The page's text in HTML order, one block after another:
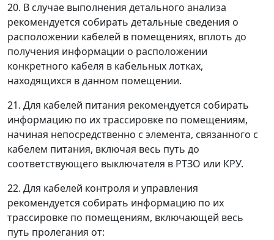
20. В случае выполнения детального анализа
рекомендуется собирать детальные сведения о
расположении кабелей в помещениях, вплоть до
получения информации о расположении
конкретного кабеля в кабельных лотках,
находящихся в данном помещении.
21. Для кабелей питания рекомендуется собирать
информацию по их трассировке по помещениям,
начиная непосредственно с элемента, связанного с
кабелем питания, включая весь путь до
соответствующего выключателя в РТЗО или КРУ.
22. Для кабелей контроля и управления
рекомендуется собирать информацию по их
трассировке по помещениям, включающей весь
путь пролегания от: